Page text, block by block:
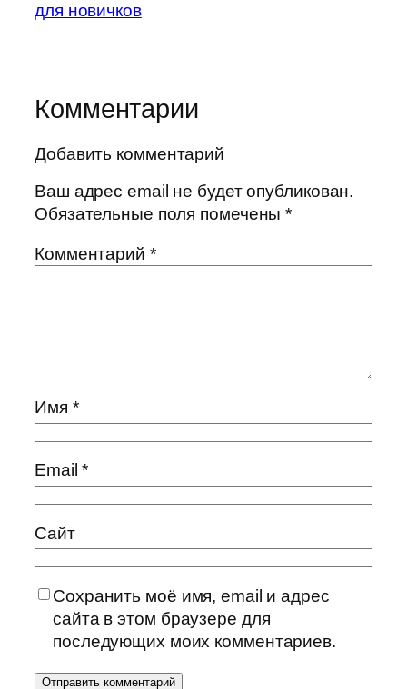
для новичков
Комментарии
Добавить комментарий
Ваш адрес email не будет опубликован.
Обязательные поля помечены*
Комментарий *
Имя *
Email*
Сайт
Сохранить моё имя, email и адрес
сайта в этом браузере для
последующих моих комментариев.